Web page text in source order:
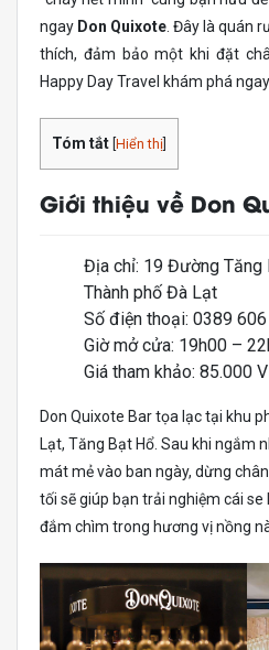
ngay Don Quixote . Đây là quán
thích, đảm bảo một khi đặt
Happy Day Travel khám phá
Tóm tắt Hiển thị
Giới thiệu về Don
Địa chỉ: 19 Đường Tăng
Thành phố Đà Lạt
Số điện thoại: 0389
Giờ mở cửa: 19h00 –
Giá tham khảo: 85.000
Don Quixote Bar tọa lạc tại khu
Lạt, Tăng Bạt Hổ. Sau khi ngắm
mát mẻ vào ban ngày, dừng
tối sẽ giúp bạn trải nghiệm cái
đắm chìm trong hương vị nồng